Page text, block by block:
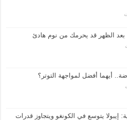
بعد الظهر قد يحرمك من نوم هادئ
أيهما أفضل لمواجهة التوتر؟
إيبولا يتوسع في الكونغو ويتجاوز قدرات